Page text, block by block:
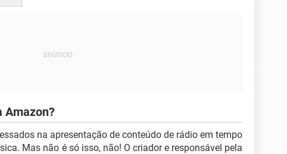
Amazon?
na apresentação de conteúdo de rádio em tempo
Mas não é só isso, não! O criador e responsável pela